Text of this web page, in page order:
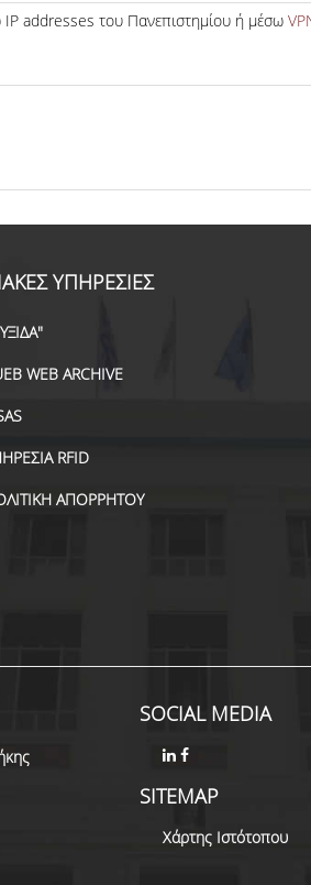
IP addresses του Πανεπιστημίου ή μέσω
ΥΠΗΡΕΣΙΕΣ
WEB ARCHIVE
RFID
ΑΠΟΡΡΗΤΟΥ
SOCIAL MEDIA
SITEMAP
Χάρτης Ιστότοπου